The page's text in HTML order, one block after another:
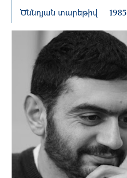
Ծննդյան տարեթիվ 1985